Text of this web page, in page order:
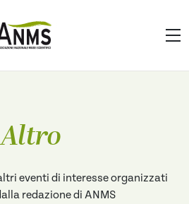
Altro
eventi di interesse organizzati
redazione di ANMS